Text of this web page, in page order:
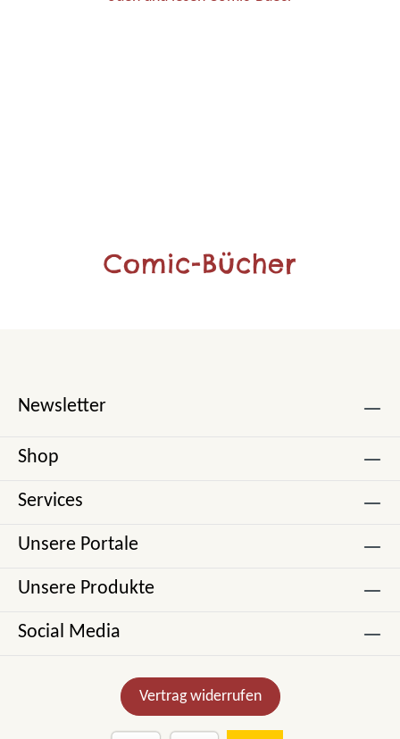
Comic-Bücher
Newsletter
Shop
Services
Unsere Portale
Unsere Produkte
Social Media
Vertrag widerrufen